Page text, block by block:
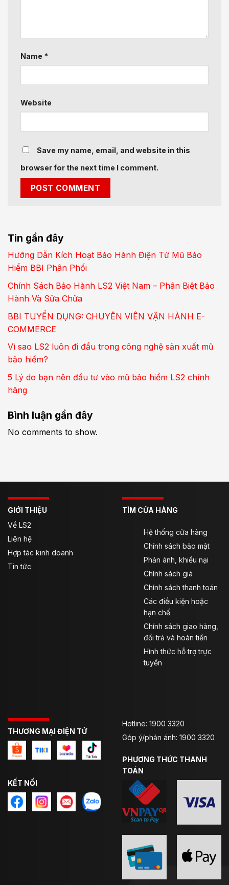
Name *
Website
Save my name, email, and website in this
browser for the next time I comment.
Tin gần đây
Hướng Dẫn Kích Hoạt Bảo Hành Điện Tử Mũ Bảo
Hiểm BBI Phân Phối
Chính Sách Bảo Hành LS2 Việt Nam – Phân Biệt Bảo
Hành Và Sửa Chữa
BBI TUYỂN DỤNG: CHUYÊN VIÊN VẬN HÀNH E-
COMMERCE
Vì sao LS2 luôn đi đầu trong công nghệ sản xuất mũ
bảo hiểm?
5 Lý do bạn nên đầu tư vào mũ bảo hiểm LS2 chính
hãng
Bình luận gần đây
No comments to show.
GIỚI THIỆU
Về LS2
Liên hệ
Hợp tác kinh doanh
Tin tức
TÌM CỬA HÀNG
Hệ thống cửa hàng
Chính sách bảo mật
Phản ánh, khiếu nại
Chính sách giá
Chính sách thanh toán
Các điều kiện hoặc
hạn chế
Chính sách giao hàng,
đổi trả và hoàn tiền
Hình thức hỗ trợ trực
tuyến
THƯƠNG MẠI ĐIỆN TỬ
KẾT NỐI
Hotline: 1900 3320
Góp ý/phản ánh: 1900 3320
PHƯƠNG THỨC THANH
TOÁN